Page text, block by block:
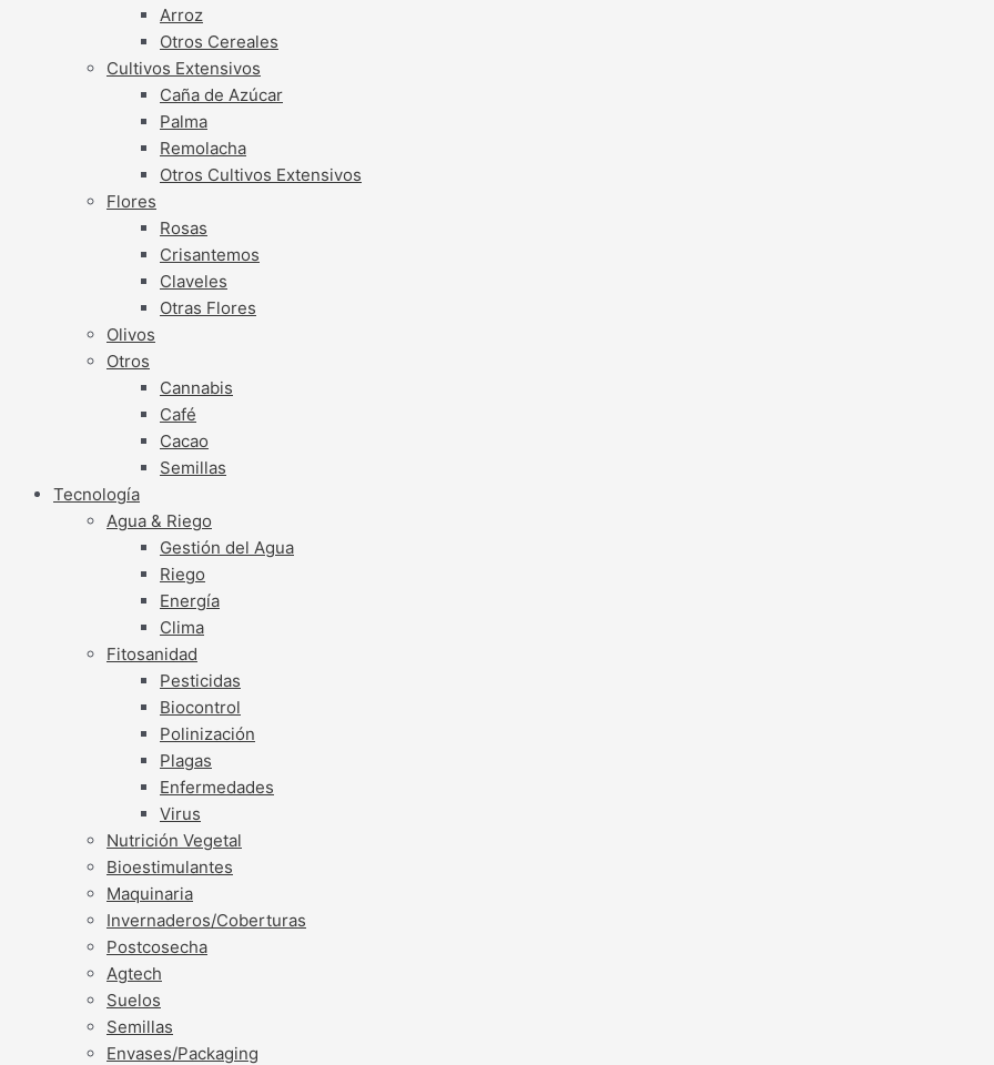
Arroz
Otros Cereales
Cultivos Extensivos
Caña de Azúcar
Palma
Remolacha
Otros Cultivos Extensivos
Flores
Rosas
Crisantemos
Claveles
Otras Flores
Olivos
Otros
Cannabis
Café
Cacao
Semillas
Tecnología
Agua & Riego
Gestión del Agua
Riego
Energía
Clima
Fitosanidad
Pesticidas
Biocontrol
Polinización
Plagas
Enfermedades
Virus
Nutrición Vegetal
Bioestimulantes
Maquinaria
Invernaderos/Coberturas
Postcosecha
Agtech
Suelos
Semillas
Envases/Packaging